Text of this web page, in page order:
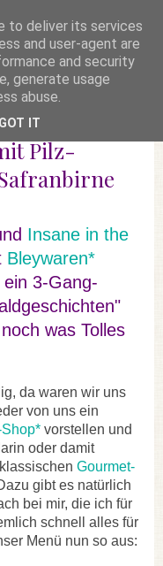
Pilz-
Insane in the
Bleywaren*
3-Gang-
was Tolles
da waren wir uns
von uns ein
vorstellen und
oder damit
Gourmet-
gibt es natürlich
bei mir, die ich für
schnell alles für
Menü nun so aus:
to deliver its services
and user-agent are
and security
generate usage
abuse.
GOT IT